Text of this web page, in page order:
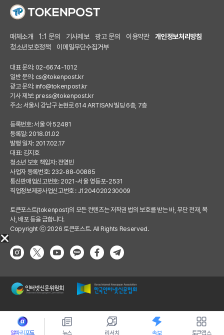
알파리포트 뉴스 리서치 속보 토큰앱스
매체소개 1:1 문의 기사제보 광고 문의 이용약관
개인정보처리방침
청소년보호정책
이메일무단수집거부
대표 문의: 02-6674-1012
일반 문의: cs@tokenpost.kr
광고 문의: info@tokenpost.kr
기사 제보: press@tokenpost.kr
주소: 서울시 강남구 논현로 614 ARTISAN 빌딩 6층, 7층
등록번호: 서울 아 52481
등록일: 2018.01.02
발행 일자: 2017.02.17
대표: 김지호
청소년 보호 책임자: 전영빈
사업자 등록번호: 232-88-00885
통신판매업신고번호: 2021-서울 영등포-2531
직업정보제공사업신고번호 : J1204020230009
토큰포스트(tokenpost)의 모든 컨텐츠는 저작권 법의 보호를 받는 바, 무단 전재, 복
사, 배포 등을 금합니다.
Copyright ⓒ 2026 토큰포스트. All Rights Reserved.